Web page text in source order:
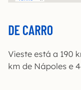
DE CARRO
Vieste está a 190
km de Nápoles e